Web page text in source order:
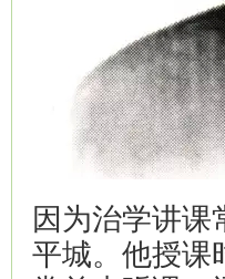
因为治学讲
平城。他授课